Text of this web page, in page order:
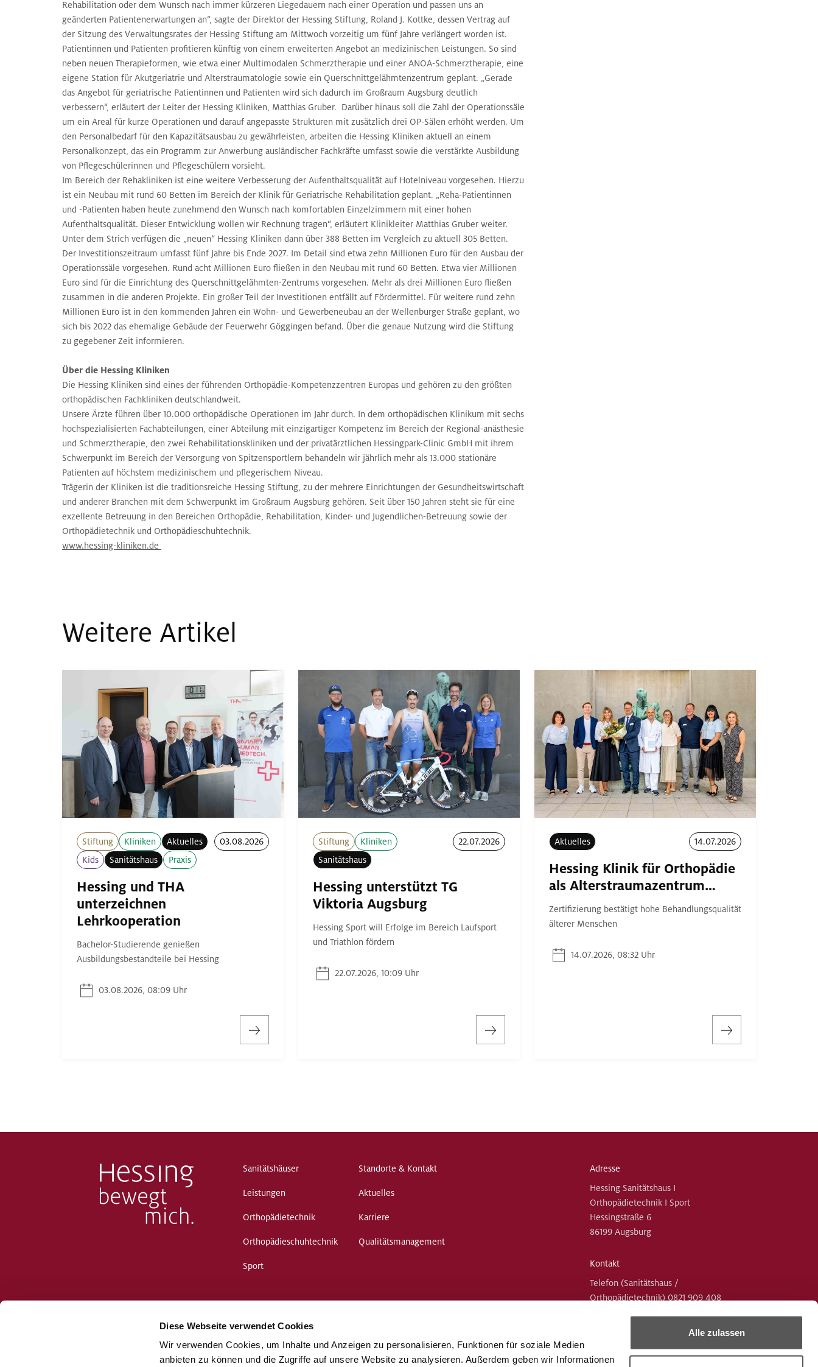
Diese Webseite verwendet Cookies
Wir verwenden Cookies, um Inhalte und Anzeigen zu personalisieren, Funktionen für soziale Medien
anbieten zu können und die Zugriffe auf unsere Website zu analysieren. Außerdem geben wir Informationen
Alle zulassen
Rehabilitation oder dem Wunsch nach immer kürzeren Liegedauern nach einer Operation und passen uns an
geänderten Patientenerwartungen an“, sagte der Direktor der Hessing Stiftung, Roland J. Kottke, dessen Vertrag auf
der Sitzung des Verwaltungsrates der Hessing Stiftung am Mittwoch vorzeitig um fünf Jahre verlängert worden ist.
Patientinnen und Patienten profitieren künftig von einem erweiterten Angebot an medizinischen Leistungen. So sind
neben neuen Therapieformen, wie etwa einer Multimodalen Schmerztherapie und einer ANOA-Schmerztherapie, eine
eigene Station für Akutgeriatrie und Alterstraumatologie sowie ein Querschnittgelähmtenzentrum geplant. „Gerade
das Angebot für geriatrische Patientinnen und Patienten wird sich dadurch im Großraum Augsburg deutlich
verbessern“, erläutert der Leiter der Hessing Kliniken, Matthias Gruber. Darüber hinaus soll die Zahl der Operationssäle
um ein Areal für kurze Operationen und darauf angepasste Strukturen mit zusätzlich drei OP-Sälen erhöht werden. Um
den Personalbedarf für den Kapazitätsausbau zu gewährleisten, arbeiten die Hessing Kliniken aktuell an einem
Personalkonzept, das ein Programm zur Anwerbung ausländischer Fachkräfte umfasst sowie die verstärkte Ausbildung
von Pflegeschülerinnen und Pflegeschülern vorsieht.
Im Bereich der Rehakliniken ist eine weitere Verbesserung der Aufenthaltsqualität auf Hotelniveau vorgesehen. Hierzu
ist ein Neubau mit rund 60 Betten im Bereich der Klinik für Geriatrische Rehabilitation geplant. „Reha-Patientinnen
und -Patienten haben heute zunehmend den Wunsch nach komfortablen Einzelzimmern mit einer hohen
Aufenthaltsqualität. Dieser Entwicklung wollen wir Rechnung tragen“, erläutert Klinikleiter Matthias Gruber weiter.
Unter dem Strich verfügen die „neuen“ Hessing Kliniken dann über 388 Betten im Vergleich zu aktuell 305 Betten.
Der Investitionszeitraum umfasst fünf Jahre bis Ende 2027. Im Detail sind etwa zehn Millionen Euro für den Ausbau der
Operationssäle vorgesehen. Rund acht Millionen Euro fließen in den Neubau mit rund 60 Betten. Etwa vier Millionen
Euro sind für die Einrichtung des Querschnittgelähmten-Zentrums vorgesehen. Mehr als drei Millionen Euro fließen
zusammen in die anderen Projekte. Ein großer Teil der Investitionen entfällt auf Fördermittel. Für weitere rund zehn
Millionen Euro ist in den kommenden Jahren ein Wohn- und Gewerbeneubau an der Wellenburger Straße geplant, wo
sich bis 2022 das ehemalige Gebäude der Feuerwehr Göggingen befand. Über die genaue Nutzung wird die Stiftung
zu gegebener Zeit informieren.
Über die Hessing Kliniken
Die Hessing Kliniken sind eines der führenden Orthopädie-Kompetenzzentren Europas und gehören zu den größten
orthopädischen Fachkliniken deutschlandweit.
Unsere Ärzte führen über 10.000 orthopädische Operationen im Jahr durch. In dem orthopädischen Klinikum mit sechs
hochspezialisierten Fachabteilungen, einer Abteilung mit einzigartiger Kompetenz im Bereich der Regional-anästhesie
und Schmerztherapie, den zwei Rehabilitationskliniken und der privatärztlichen Hessingpark-Clinic GmbH mit ihrem
Schwerpunkt im Bereich der Versorgung von Spitzensportlern behandeln wir jährlich mehr als 13.000 stationäre
Patienten auf höchstem medizinischem und pflegerischem Niveau.
Trägerin der Kliniken ist die traditionsreiche Hessing Stiftung, zu der mehrere Einrichtungen der Gesundheitswirtschaft
und anderer Branchen mit dem Schwerpunkt im Großraum Augsburg gehören. Seit über 150 Jahren steht sie für eine
exzellente Betreuung in den Bereichen Orthopädie, Rehabilitation, Kinder- und Jugendlichen-Betreuung sowie der
Orthopädietechnik und Orthopädieschuhtechnik.
www.hessing-kliniken.de
Weitere Artikel
Stiftung Kliniken
Aktuelles
Kids
Sanitätshaus Praxis
03.08.2026
Hessing und THA
unterzeichnen
Lehrkooperation
Bachelor-Studierende genießen
Ausbildungsbestandteile bei Hessing
03.08.2026, 08:09 Uhr
Stiftung
Kliniken
Sanitätshaus
22.07.2026
Hessing unterstützt TG
Viktoria Augsburg
Hessing Sport will Erfolge im Bereich Laufsport
und Triathlon fördern
22.07.2026, 10:09 Uhr
Aktuelles 14.07.2026
Hessing Klinik für Orthopädie
als Alterstraumazentrum…
Zertifizierung bestätigt hohe Behandlungsqualität
älterer Menschen
14.07.2026, 08:32 Uhr
Sanitätshäuser
Leistungen
Orthopädietechnik
Orthopädieschuhtechnik
Sport
Standorte & Kontakt
Aktuelles
Karriere
Qualitätsmanagement
Adresse
Hessing Sanitätshaus I
Orthopädietechnik I Sport
Hessingstraße 6
86199 Augsburg
Kontakt
Telefon (Sanitätshaus /
Orthopädietechnik) 0821 909 408
sanitaetshaus.goeggingen(at)hessing-